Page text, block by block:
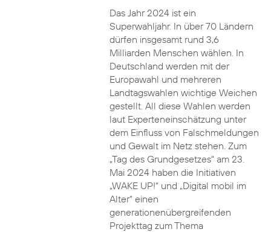
Das Jahr 2024 ist ein
Superwahljahr. In über 70 Ländern
dürfen insgesamt rund 3,6
Milliarden Menschen wählen. In
Deutschland werden mit der
Europawahl und mehreren
Landtagswahlen wichtige Weichen
gestellt. All diese Wahlen werden
laut Experteneinschätzung unter
dem Einfluss von Falschmeldungen
und Gewalt im Netz stehen. Zum
„Tag des Grundgesetzes“ am 23.
Mai 2024 haben die Initiativen
„WAKE UP!“ und „Digital mobil im
Alter“ einen
generationenübergreifenden
Projekttag zum Thema